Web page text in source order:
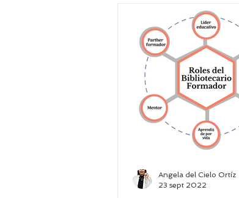
Líder - coach invitado
Coaching Educativo
Tecnología en Bibliotecas
Angela del Cielo Ortíz
23 sept 2022